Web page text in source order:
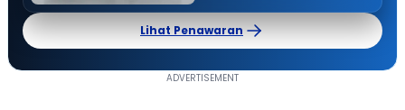
Lihat Penawaran